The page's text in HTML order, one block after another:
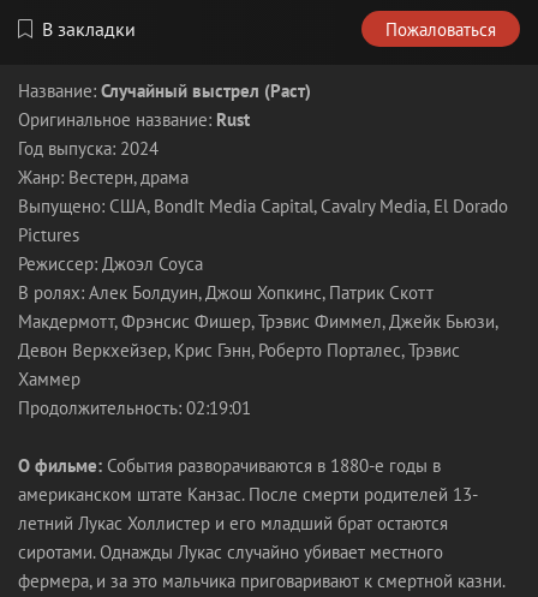
В закладки Пожаловаться
Название: Случайный выстрел (Раст)
Оригинальное название: Rust
Год выпуска: 2024
Жанр: Вестерн, драма
Выпущено: США, BondIt Media Capital, Cavalry Media, El Dorado
Pictures
Режиссер: Джоэл Соуса
В ролях: Алек Болдуин, Джош Хопкинс, Патрик Скотт
Макдермотт, Фрэнсис Фишер, Трэвис Фиммел, Джейк Бьюзи,
Девон Веркхейзер, Крис Гэнн, Роберто Порталес, Трэвис
Хаммер
Продолжительность: 02:19:01
О фильме: События разворачиваются в 1880-е годы в
американском штате Канзас. После смерти родителей 13-
летний Лукас Холлистер и его младший брат остаются
сиротами. Однажды Лукас случайно убивает местного
фермера, и за это мальчика приговаривают к смертной казни.